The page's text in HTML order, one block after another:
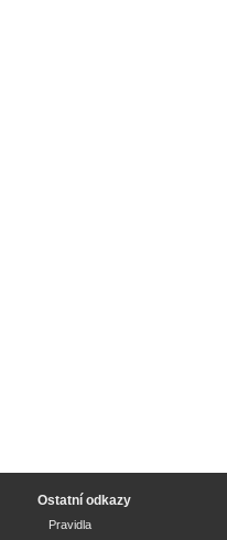
Ostatní odkazy
Pravidla